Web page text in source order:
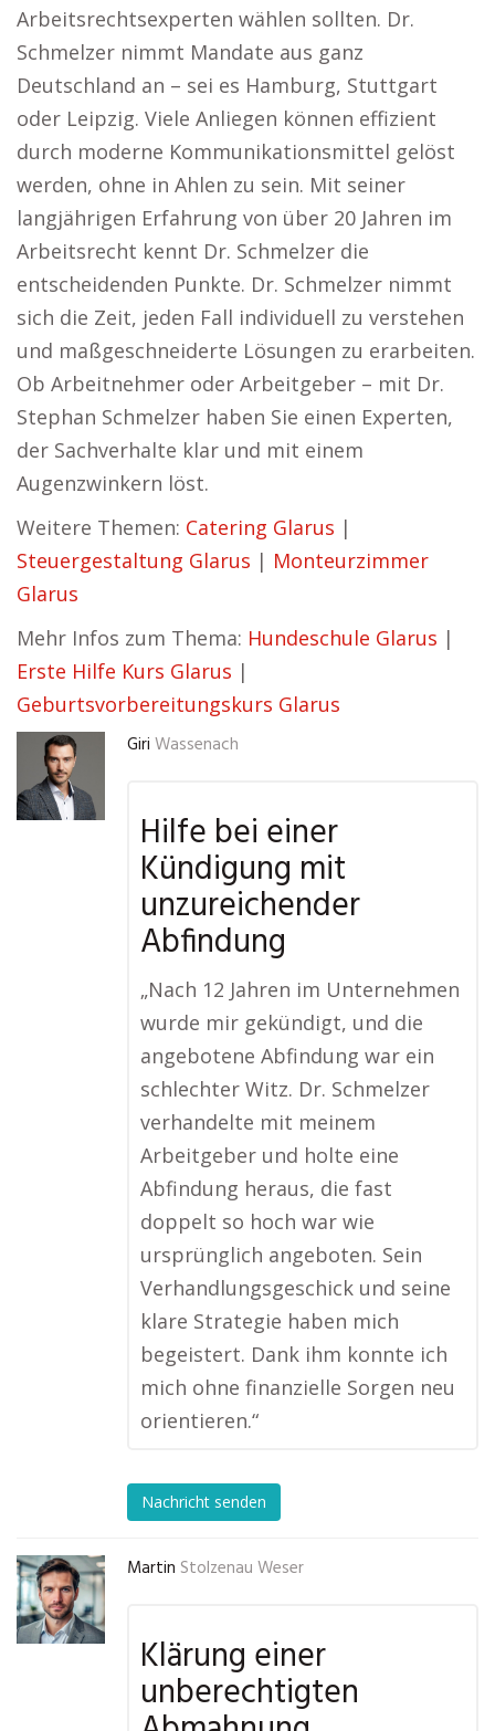
Arbeitsrechtsexperten wählen sollten. Dr.
Schmelzer nimmt Mandate aus ganz
Deutschland an – sei es Hamburg, Stuttgart
oder Leipzig. Viele Anliegen können effizient
durch moderne Kommunikationsmittel gelöst
werden, ohne in Ahlen zu sein. Mit seiner
langjährigen Erfahrung von über 20 Jahren im
Arbeitsrecht kennt Dr. Schmelzer die
entscheidenden Punkte. Dr. Schmelzer nimmt
sich die Zeit, jeden Fall individuell zu verstehen
und maßgeschneiderte Lösungen zu erarbeiten.
Ob Arbeitnehmer oder Arbeitgeber – mit Dr.
Stephan Schmelzer haben Sie einen Experten,
der Sachverhalte klar und mit einem
Augenzwinkern löst.
Weitere Themen: Catering Glarus |
Steuergestaltung Glarus | Monteurzimmer
Glarus
Mehr Infos zum Thema: Hundeschule Glarus |
Erste Hilfe Kurs Glarus |
Geburtsvorbereitungskurs Glarus
Giri Wassenach
Hilfe bei einer
Kündigung mit
unzureichender
Abfindung
„Nach 12 Jahren im Unternehmen
wurde mir gekündigt, und die
angebotene Abfindung war ein
schlechter Witz. Dr. Schmelzer
verhandelte mit meinem
Arbeitgeber und holte eine
Abfindung heraus, die fast
doppelt so hoch war wie
ursprünglich angeboten. Sein
Verhandlungsgeschick und seine
klare Strategie haben mich
begeistert. Dank ihm konnte ich
mich ohne finanzielle Sorgen neu
orientieren.“
Nachricht senden
Martin Stolzenau Weser
Klärung einer
unberechtigten